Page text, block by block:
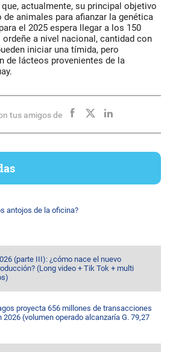
actualmente, su principal objetivo
animales para afianzar la genética
el 2025 espera llegar a los 150
a nivel nacional, cantidad con
iniciar una tímida, pero
de lácteos provenientes de la
tus amigos de
antojos de la oficina?
(parte III): ¿cómo nace el nuevo
(Long video + Tik Tok + multi
proyecta 656 millones de transacciones
2026 (volumen operado alcanzaría G. 79,27